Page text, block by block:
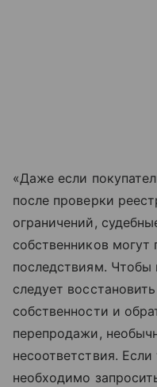
«Даже если
после проверки
ограничений,
собственников
последствиям. Чтобы
следует
собственности и
перепродажи,
несоответствия.
необходимо